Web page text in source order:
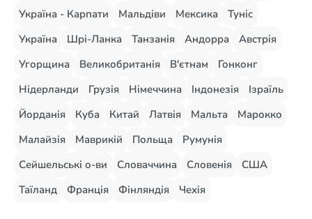
Україна - Карпати
Мальдіви Мексика
Туніс
Україна
Шрі-Ланка Танзанія Андорра
Австрія
Угорщина
Великобританія В'єтнам
Гонконг
Нідерланди
Грузія Німеччина Індонезія
Ізраїль
Йорданія
Куба Китай Латвія Мальта
Марокко
Малайзія
Маврикій Польща
Румунія
Сейшельські о-ви
Словаччина Словенія
США
Таїланд
Франція Фінляндія Чехія